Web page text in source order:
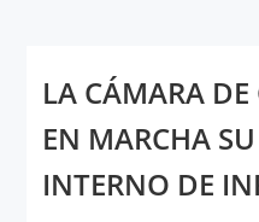
LA CÁMARA
EN MARCHA
INTERNO DE